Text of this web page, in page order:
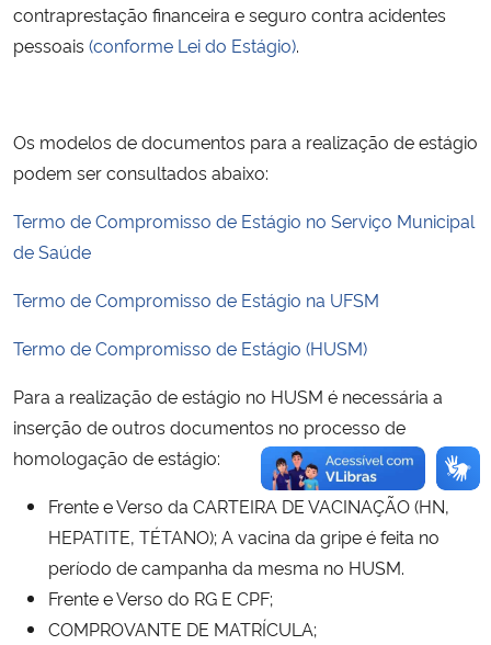
contraprestação financeira e seguro contra acidentes
pessoais (conforme Lei do Estágio).
Os modelos de documentos para a realização de estágio
podem ser consultados abaixo:
Termo de Compromisso de Estágio no Serviço Municipal
de Saúde
Termo de Compromisso de Estágio na UFSM
Termo de Compromisso de Estágio (HUSM)
Para a realização de estágio no HUSM é necessária a
inserção de outros documentos no processo de
homologação de estágio:
Frente e Verso da CARTEIRA DE VACINAÇÃO (HN,
HEPATITE, TÉTANO); A vacina da gripe é feita no
período de campanha da mesma no HUSM.
Frente e Verso do RG E CPF;
COMPROVANTE DE MATRÍCULA;